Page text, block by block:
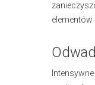
elementów